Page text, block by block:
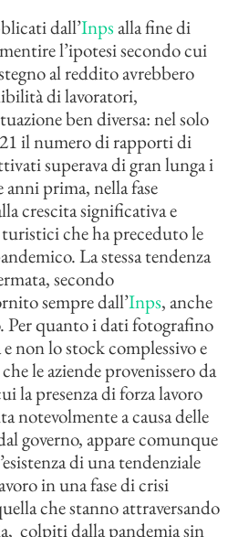
dall’Inpsalla fine di
l’ipotesi secondo cui
al reddito avrebbero
di lavoratori,
ben diversa: nel solo
il numero di rapporti di
superava di gran lunga i
prima, nella fase
crescita significativa e
che ha preceduto le
La stessa tendenza
secondo
sempre dall’Inps, anche
Per quanto i dati fotografino
non lo stock complessivo e
le aziende provenissero da
la presenza di forza lavoro
notevolmente a causa delle
governo, appare comunque
di una tendenziale
in una fase di crisi
che stanno attraversando
colpiti dalla pandemia sin